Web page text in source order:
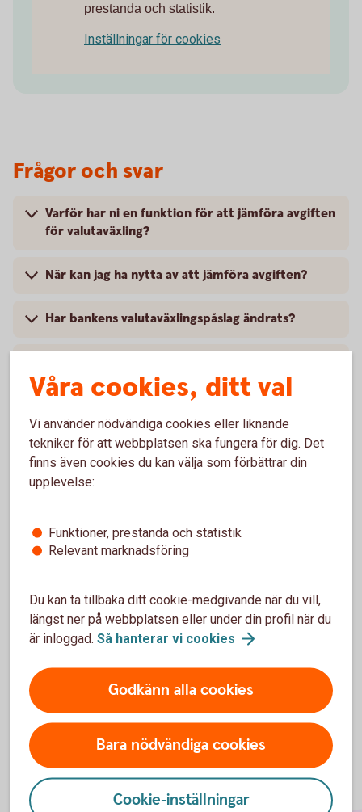
prestanda och statistik.
Inställningar för cookies
Frågor och svar
Varför har ni en funktion för att jämföra avgiften
för valutaväxling?
När kan jag ha nytta av att jämföra avgiften?
Har bankens valutaväxlingspåslag ändrats?
som jag fick på ett köp?
Kan jag kontrollera avgiften för en valutaväxling
på ett framtida kortköp?
Kan jag kontrollera avgiften för ett kortköp som
Ingår alla avgifter i kostnaden för en
Kan avgiften skilja sig från när jag räknar ut i
kalkylatorn tills att transaktionen debiteras mitt
konto?
Våra cookies, ditt val
Vi använder nödvändiga cookies eller liknande
tekniker för att webbplatsen ska fungera för dig. Det
finns även cookies du kan välja som förbättrar din
upplevelse:
Funktioner, prestanda och statistik
Relevant marknadsföring
Du kan ta tillbaka ditt cookie-medgivande när du vill,
längst ner på webbplatsen eller under din profil när du
är inloggad. Så hanterar vi cookies
Godkänn alla cookies
Bara nödvändiga cookies
Cookie-inställningar